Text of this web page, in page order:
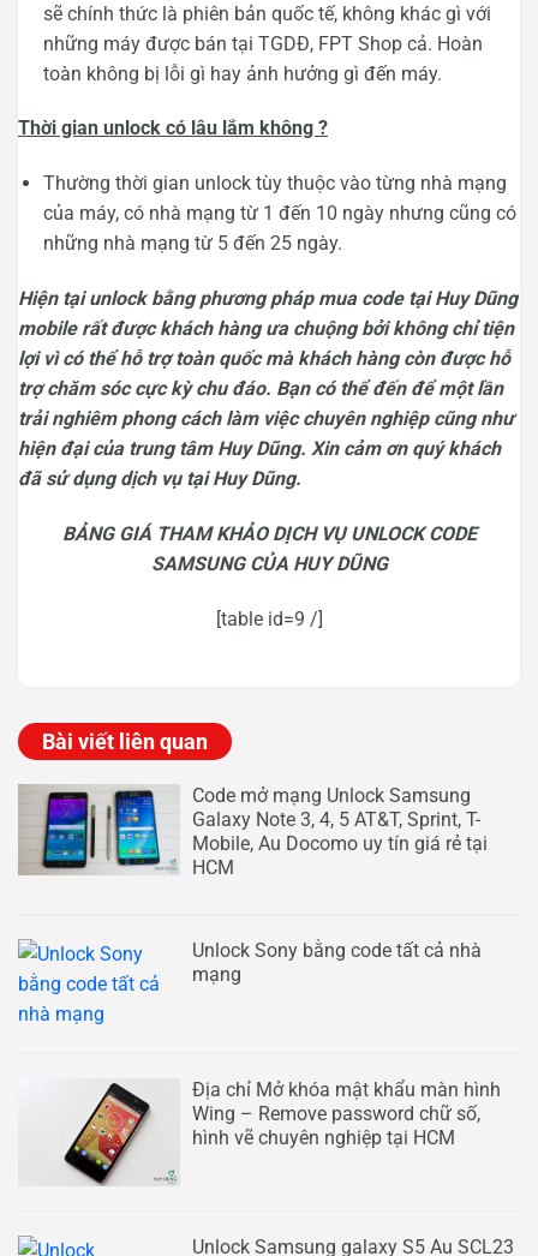
sẽ chính thức là phiên bản quốc tế, không khác gì với
những máy được bán tại TGDĐ, FPT Shop cả. Hoàn
toàn không bị lỗi gì hay ảnh hưởng gì đến máy.
Thời gian unlock có lâu lắm không ?
Thường thời gian unlock tùy thuộc vào từng nhà mạng
của máy, có nhà mạng từ 1 đến 10 ngày nhưng cũng có
những nhà mạng từ 5 đến 25 ngày.
Hiện tại unlock bằng phương pháp mua code tại Huy Dũng
mobile rất được khách hàng ưa chuộng bởi không chỉ tiện
lợi vì có thể hỗ trợ toàn quốc mà khách hàng còn được hỗ
trợ chăm sóc cực kỳ chu đáo. Bạn có thể đến để một lần
trải nghiêm phong cách làm việc chuyên nghiệp cũng như
hiện đại của trung tâm Huy Dũng. Xin cảm ơn quý khách
đã sử dụng dịch vụ tại Huy Dũng.
BẢNG GIÁ THAM KHẢO DỊCH VỤ UNLOCK CODE
SAMSUNG CỦA HUY DŨNG
[table id=9 /]
Bài viết liên quan
Code mở mạng Unlock Samsung
Galaxy Note 3, 4, 5 AT&T, Sprint, T-
Mobile, Au Docomo uy tín giá rẻ tại
HCM
Unlock Sony bằng code tất cả nhà
mạng
Địa chỉ Mở khóa mật khẩu màn hình
Wing – Remove password chữ số,
hình vẽ chuyên nghiệp tại HCM
Unlock Samsung galaxy S5 Au SCL23